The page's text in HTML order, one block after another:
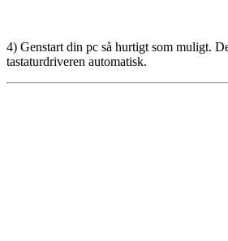
4) Genstart din pc så hurtigt som muligt.
tastaturdriveren automatisk.